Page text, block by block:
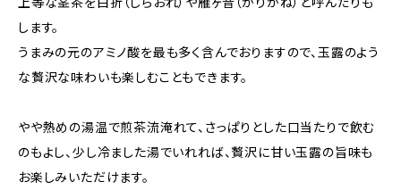
します。
うまみの元のアミノ酸を最も多く含んでおりますので、玉露のよう
な贅沢な味わいも楽しむこともできます。
やや熱めの湯温で煎茶流淹れて、さっぱりとした口当たりで飲む
のもよし、少し冷ました湯でいれれば、贅沢に甘い玉露の旨味も
お楽しみいただけます。